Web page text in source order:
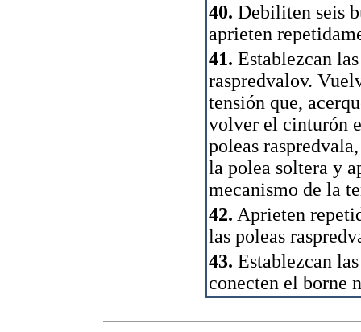
40. Debiliten seis
aprieten
41. Establezcan
raspredvalov.
tensión que,
volver el cinturón
poleas
la polea soltera y
mecanismo de la
42. Aprieten
las poleas
43. Establezcan
conecten el borne